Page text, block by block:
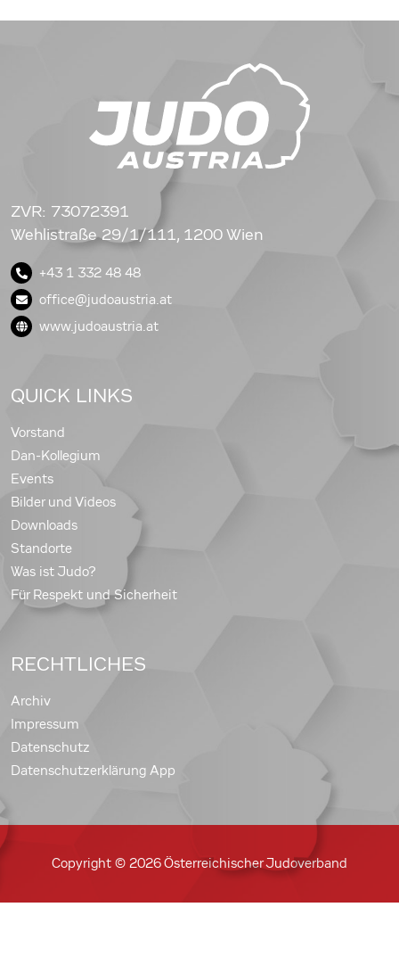
ZVR: 73072391
Wehlistraße 29/1/111, 1200 Wien
+43 1 332 48 48
office@judoaustria.at
www.judoaustria.at
QUICK LINKS
Vorstand
Dan-Kollegium
Events
Bilder und Videos
Downloads
Standorte
Was ist Judo?
Für Respekt und Sicherheit
RECHTLICHES
Archiv
Impressum
Datenschutz
Datenschutzerklärung App
Copyright © 2026 Österreichischer Judoverband